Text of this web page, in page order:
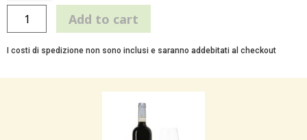
Add to cart
I costi di spedizione non sono inclusi e saranno addebitati al checkout